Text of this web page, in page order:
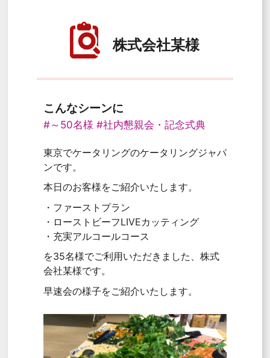
株式会社某様
こんなシーンに
#～50名様 #社内懇親会・記念式典
東京でケータリングのケータリングジャパ
ンです。
本日のお客様をご紹介いたします。
・ファーストプラン
・ローストビーフLIVEカッティング
・充実アルコールコース
を35名様でご利用いただきました、株式
会社某様です。
早速会の様子をご紹介いたします。